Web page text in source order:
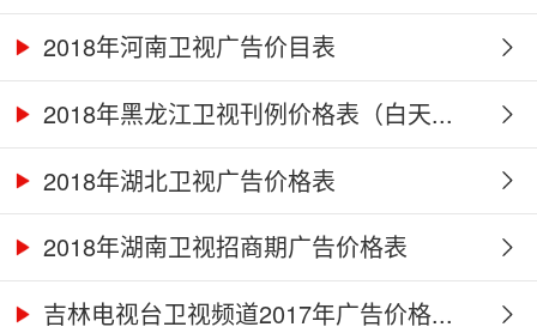
2018年河南卫视广告价目表
2018年黑龙江卫视刊例价格表（白天...
2018年湖北卫视广告价格表
2018年湖南卫视招商期广告价格表
吉林电视台卫视频道2017年广告价格...